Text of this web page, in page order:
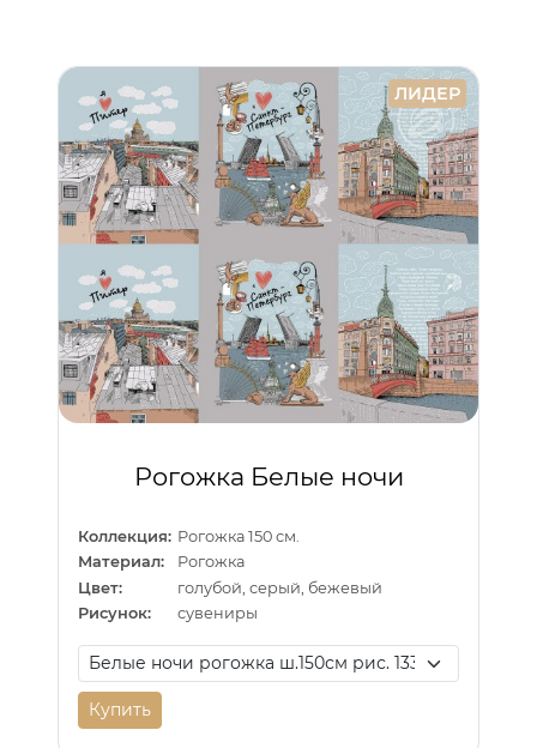
ЛИДЕР
Рогожка Белые ночи
Коллекция: Рогожка 150 см.
Материал:
Рогожка
Цвет:
голубой, серый, бежевый
Рисунок:
сувениры
Купить